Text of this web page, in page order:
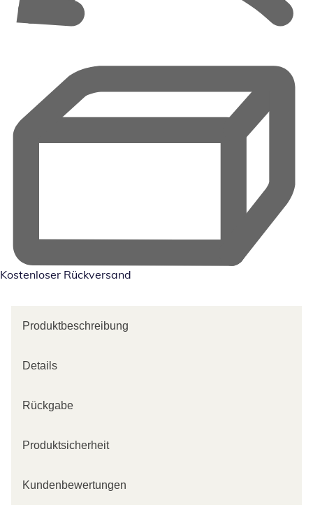
Kostenloser Rückversand
Produktbeschreibung
Details
Rückgabe
Produktsicherheit
Kundenbewertungen